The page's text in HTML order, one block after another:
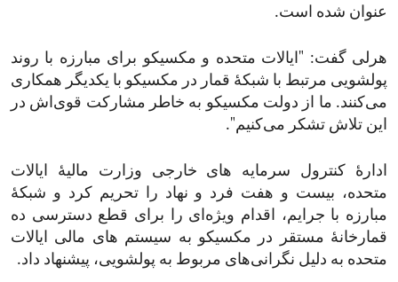
عنوان شده است.
هرلی گفت: "ایالات متحده و مکسیکو برای مبارزه با روند
پولشویی مرتبط با شبکۀ قمار در مکسیکو با یکدیگر همکاری
می‌کنند. ما از دولت مکسیکو به خاطر مشارکت قوی‌اش در
این تلاش تشکر می‌کنیم".
ادارۀ کنترول سرمایه های خارجی وزارت مالیۀ ایالات
متحده، بیست و هفت فرد و نهاد را تحریم کرد و شبکۀ
مبارزه با جرایم، اقدام ویژه‌ای را برای قطع دسترسی ده
قمارخانۀ مستقر در مکسیکو به سیستم های مالی ایالات
متحده به دلیل نگرانی‌های مربوط به پولشویی، پیشنهاد داد.